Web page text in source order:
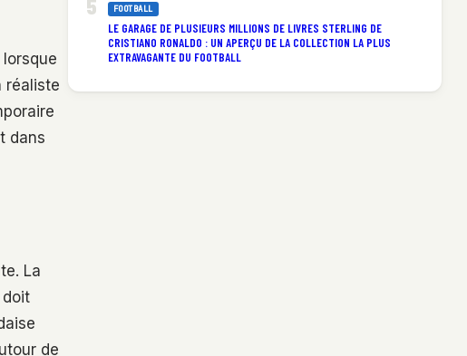
réaliste
dans
La
de
FOOTBALL
LE GARAGE DE PLUSIEURS MILLIONS DE LIVRES STERLING DE
CRISTIANO RONALDO : UN APERÇU DE LA COLLECTION LA PLUS
EXTRAVAGANTE DU FOOTBALL